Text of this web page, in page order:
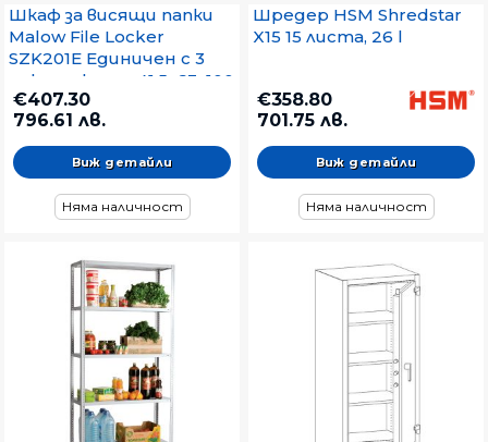
Шкаф за висящи папки
Malow File Locker
SZK201E Единичен с 3
чекмеджета, 41.5x63x100
cm, Сив
€407.30
796.61 лв.
Виж детайли
Няма наличност
Шредер HSM Shredstar
X15 15 листа, 26 l
€358.80
701.75 лв.
Виж детайли
Няма наличност